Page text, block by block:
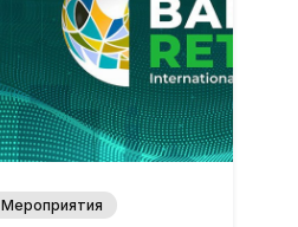
Мероприятия